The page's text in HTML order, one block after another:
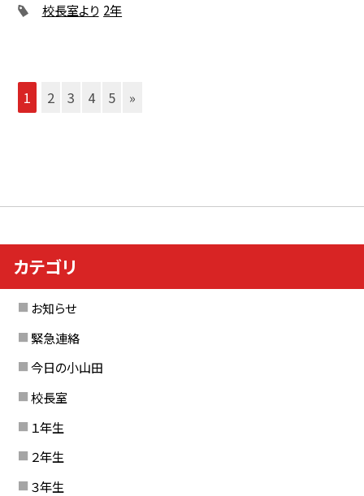
校長室より 2年
1 2 3 4 5 »
カテゴリ
お知らせ
緊急連絡
今日の小山田
校長室
１年生
２年生
３年生